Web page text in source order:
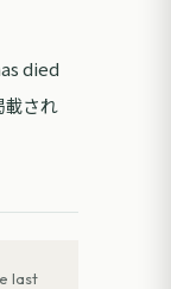
died
され
last